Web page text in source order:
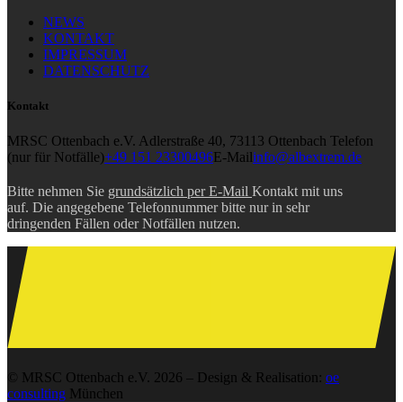
NEWS
KONTAKT
IMPRESSUM
DATENSCHUTZ
Kontakt
MRSC Ottenbach e.V. Adlerstraße 40, 73113 Ottenbach Telefon
(nur für Notfälle)+49 151 23300496 E-Mail info@albextrem.de
Bitte nehmen Sie grundsätzlich per E-Mail Kontakt mit uns
auf. Die angegebene Telefonnummer bitte nur in sehr
dringenden Fällen oder Notfällen nutzen.
© MRSC Ottenbach e.V. 2026 – Design & Realisation: oe
consulting München